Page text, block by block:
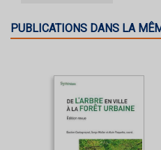
PUBLICATIONS DANS LA